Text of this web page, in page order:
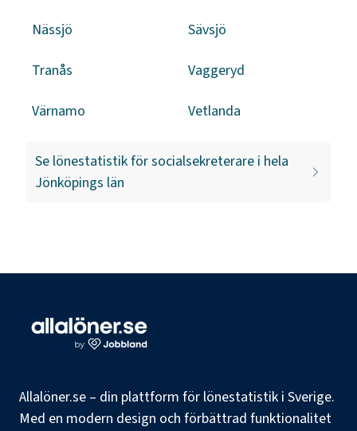
Nässjö Sävsjö
Tranås Vaggeryd
Värnamo Vetlanda
Se lönestatistik försocialsekreterare i hela
Jönköpings län
Allalöner.se – din plattform för lönestatistik i Sverige.
Med en modern design och förbättrad funktionalitet